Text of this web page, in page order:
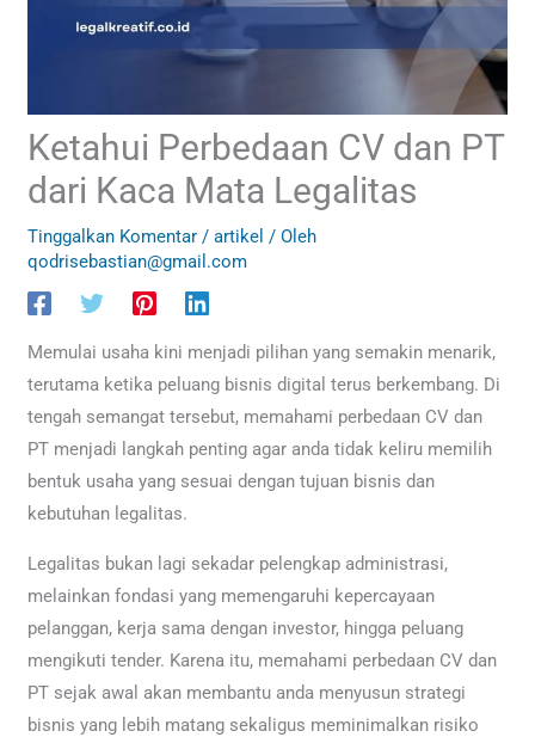
Ketahui Perbedaan CV dan PT
dari Kaca Mata Legalitas
Tinggalkan Komentar /artikel / Oleh
qodrisebastian@gmail.com
Memulai usaha kini menjadi pilihan yang semakin menarik,
terutama ketika peluang bisnis digital terus berkembang. Di
tengah semangat tersebut, memahami perbedaan CV dan
PT menjadi langkah penting agar anda tidak keliru memilih
bentuk usaha yang sesuai dengan tujuan bisnis dan
kebutuhan legalitas.
Legalitas bukan lagi sekadar pelengkap administrasi,
melainkan fondasi yang memengaruhi kepercayaan
pelanggan, kerja sama dengan investor, hingga peluang
mengikuti tender. Karena itu, memahami perbedaan CV dan
PT sejak awal akan membantu anda menyusun strategi
bisnis yang lebih matang sekaligus meminimalkan risiko